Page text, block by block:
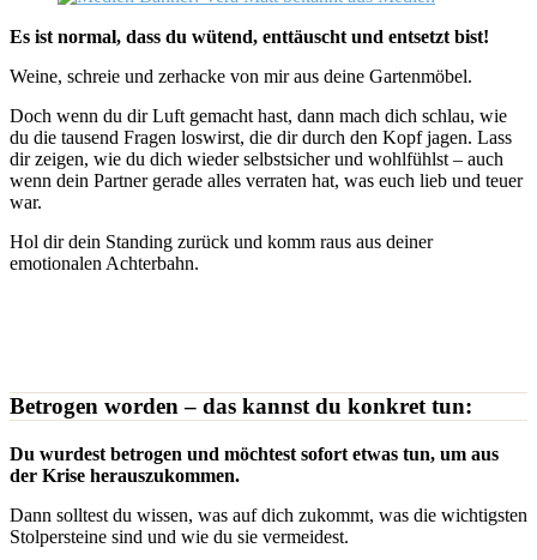
Es ist normal, dass du wütend, enttäuscht und entsetzt bist!
Weine, schreie und zerhacke von mir aus deine Gartenmöbel.
Doch wenn du dir Luft gemacht hast, dann mach dich schlau, wie
du die tausend Fragen loswirst, die dir durch den Kopf jagen. Lass
dir zeigen, wie du dich wieder selbstsicher und wohlfühlst – auch
wenn dein Partner gerade alles verraten hat, was euch lieb und teuer
war.
Hol dir dein Standing zurück und komm raus aus deiner
emotionalen Achterbahn.
Betrogen worden – das kannst du konkret tun:
Du wurdest betrogen und möchtest sofort etwas tun, um aus
der Krise herauszukommen.
Dann solltest du wissen, was auf dich zukommt, was die wichtigsten
Stolpersteine sind und wie du sie vermeidest.